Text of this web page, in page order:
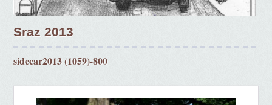
Sraz 2013
sidecar2013 (1059)-800